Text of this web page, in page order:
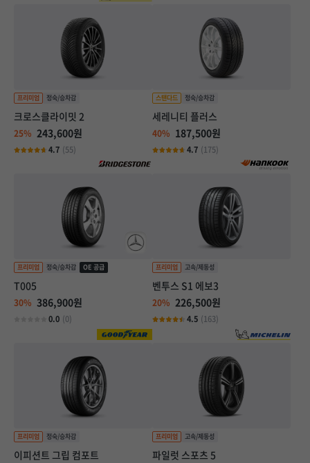
크로스클라이밋 2
25% 243,600원
4.7 (55)
세레니티 플러스
40% 187,500원
4.7 (175)
T005
30% 386,900원
0.0 (0)
벤투스 S1 에보3
20% 226,500원
4.5 (163)
이피션트 그립 컴포트 파일럿 스포츠 5